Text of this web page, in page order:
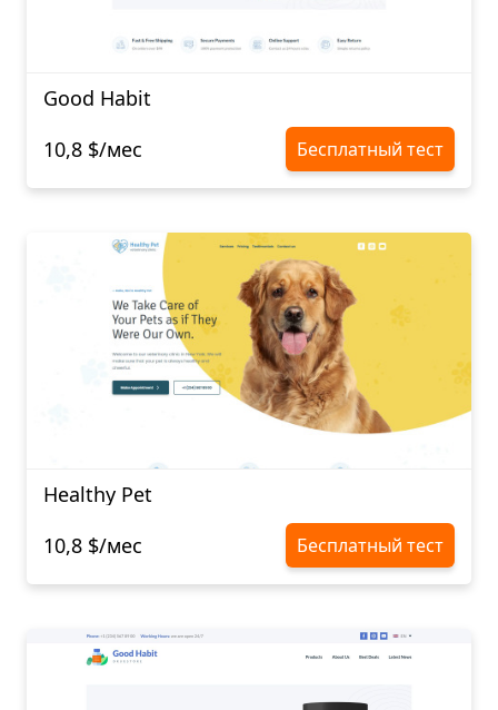
Good Habit
10,8 $/мес
Бесплатный тест
Healthy Pet
10,8 $/мес
Бесплатный тест